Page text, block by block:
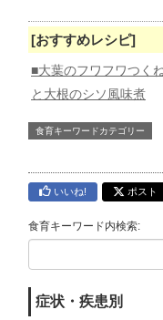
[おすすめレシピ]
■大葉のフワフワつく
と大根のシソ風味煮
食育キーワードカテゴリー
いいね! ポスト
食育キーワード内検索:
症状・疾患別